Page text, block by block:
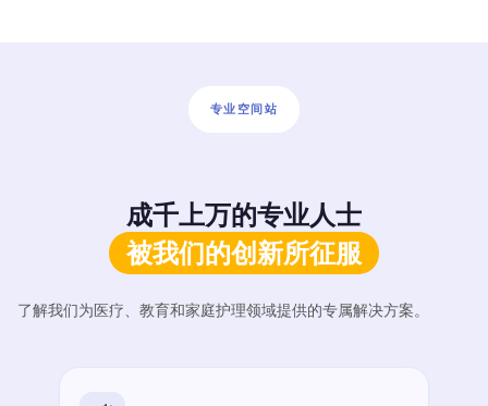
专业空间站
成千上万的专业人士
被我们的创新所征服
了解我们为医疗、教育和家庭护理领域提供的专属解决方案。